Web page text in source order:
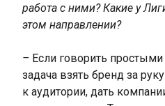
работа с ними? Какие у
этом направлении?
– Если говорить
задача взять бренд за
к аудитории, дать